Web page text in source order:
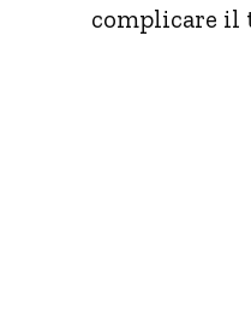
complicare il